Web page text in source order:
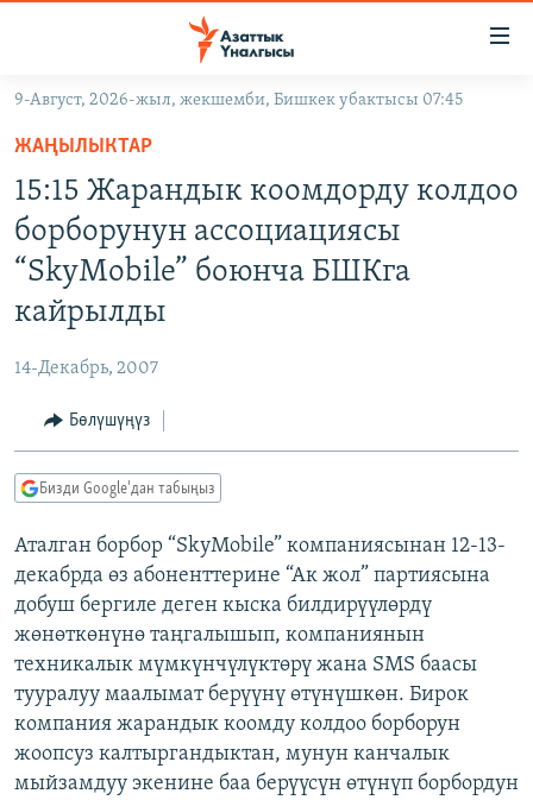
Навигацияга
өтүңүз
салыңызКЫРГЫЗСТАН
САЯСАТ
ЭКОНОМИКА
ДҮЙНӨ
ДҮЙНӨ
БОРБОР АЗИЯ
УКРАИНА
АТАЙЫН ИЛИКТӨӨ
БҮГҮН АЗАТТЫКТА
ЭКСПЕРТТЕР ТАЛДАЙТ
БИЗ ЖАНА ДҮЙНӨ
ЭЖЕ-СИҢДИЛЕР
АЗАТТЫК+
ЫҢГАЙСЫЗ СУРООЛОР
ПОДКАСТ
ӨЗГӨЧӨ ПИКИР
Русский
ОНЛАЙН ШЕРИНЕ
ЭЕ/АРнун бардык сайттары
9-Август, 2026-жыл, жекшемби, Бишкек убактысы 07:45
ЖАҢЫЛЫКТАР
15:15 Жарандык коомдорду колдоо
борборунун ассоциациясы
“SkyМobile” боюнча БШКга
кайрылды
14-Декабрь, 2007
Бөлүшүңүз
Бизди Google'дан табыңыз
Аталган борбор “SkyМobile” компаниясынан 12-13-
декабрда өз абоненттерине “Ак жол” партиясына
добуш бергиле деген кыска билдирүүлөрдү
жөнөткөнүнө таңгалышып, компаниянын
техникалык мүмкүнчүлүктөрү жана SMS баасы
тууралуу маалымат берүүнү өтүнүшкөн. Бирок
компания жарандык коомду колдоо борборун
жоопсуз калтыргандыктан, мунун канчалык
мыйзамдуу экенине баа берүүсүн өтүнүп борбордун